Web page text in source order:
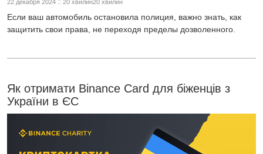
22 декабря 2024 :: 20 хвилин20 хвилин
Если ваш автомобиль остановила полиция, важно знать, как
защитить свои права, не переходя пределы дозволенного.
Як отримати Binance Card для біженців з
України в ЄС